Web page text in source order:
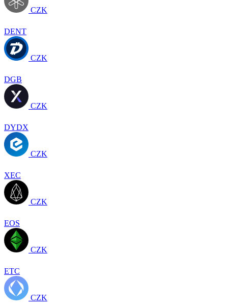
CZK
DENT
CZK
DGB
CZK
DYDX
CZK
XEC
CZK
EOS
CZK
ETC
CZK